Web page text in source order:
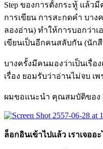
Step ของการตั้งกระทู้ แล้ว
การเขียน การสะกดคำ บา
ลองอ่าน) ทำให้การบอกว่า
เขียนเป็นอีกคนสลับกัน (นักสื
บางครั้งมีคนมองว่าเป็นเรื่อ
เรื่อง ยอมรับว่าอ่านไม่จบ เ
ผมขอแนะนำ คุณสมบัติของ
ล็อกอินเข้าไปแล้ว เราเจออะ